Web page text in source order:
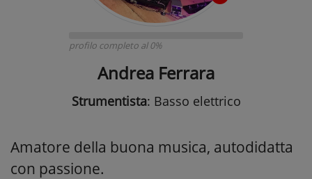
profilo completo al 0%
Andrea Ferrara
Strumentista: Basso elettrico
Amatore della buona musica, autodidatta
con passione.